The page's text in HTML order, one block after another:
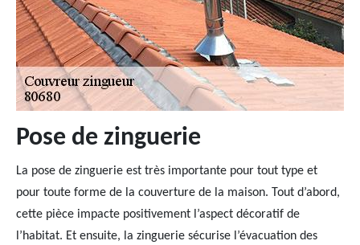
Pose de zinguerie
La pose de zinguerie est très importante pour tout type et
pour toute forme de la couverture de la maison. Tout d’abord,
cette pièce impacte positivement l’aspect décoratif de
l’habitat. Et ensuite, la zinguerie sécurise l’évacuation des